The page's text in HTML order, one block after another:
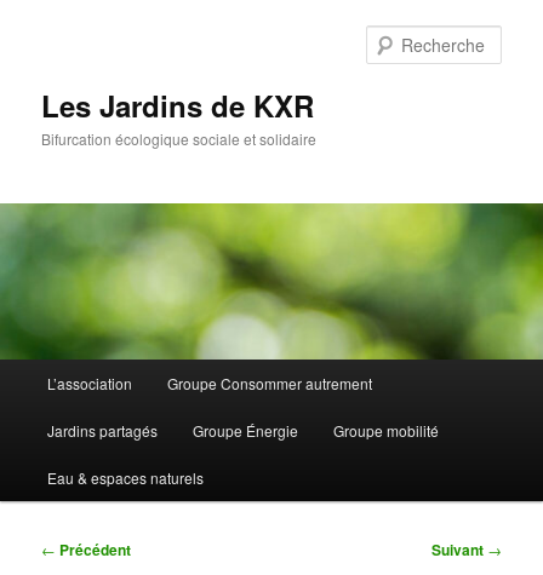
Les Jardins de KXR
Bifurcation écologique sociale et solidaire
principal
L’association Groupe Consommer autrement
Jardins partagés Groupe Énergie Groupe mobilité
Eau & espaces naturels
Navigation
← Précédent Suivant →